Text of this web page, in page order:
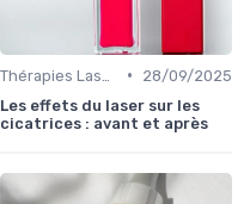
•
28/09/2025
Les effets du laser sur les
cicatrices : avant et après